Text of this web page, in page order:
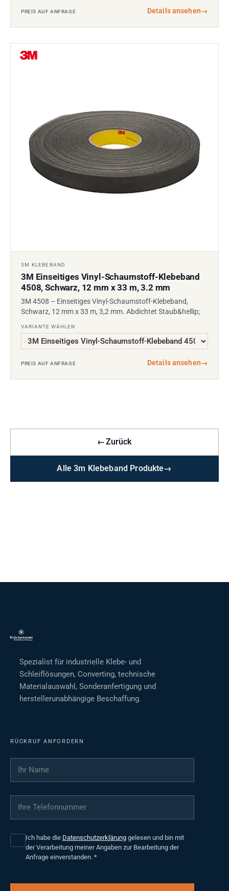
PREIS AUF ANFRAGE Details ansehen→
3M KLEBEBAND
3M Einseitiges Vinyl-Schaumstoff-Klebeband
4508, Schwarz, 12 mm x 33 m, 3.2 mm
3M 4508 – Einseitiges Vinyl-Schaumstoff-Klebeband,
Schwarz, 12 mm x 33 m, 3,2 mm. Abdichtet Staub&hellip;
VARIANTE WÄHLEN
PREIS AUF ANFRAGE Details ansehen→
←Zurück
Alle 3m Klebeband Produkte→
Spezialist für industrielle Klebe- und
Schleiflösungen, Converting, technische
Materialauswahl, Sonderanfertigung und
herstellerunabhängige Beschaffung.
RÜCKRUF ANFORDERN
Ihr Name
Ihre Telefonnummer
Ich habe die Datenschutzerklärung gelesen und bin mit
der Verarbeitung meiner Angaben zur Bearbeitung der
Anfrage einverstanden. *